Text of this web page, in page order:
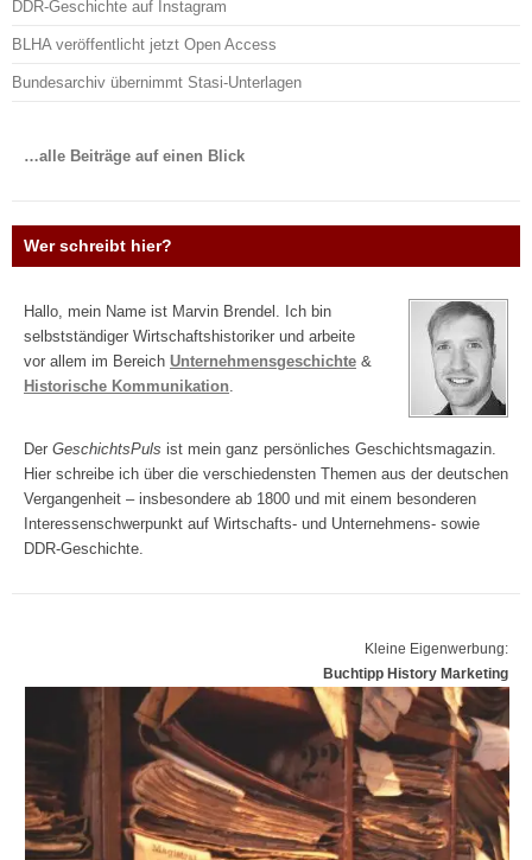
DDR-Geschichte auf Instagram
BLHA veröffentlicht jetzt Open Access
Bundesarchiv übernimmt Stasi-Unterlagen
…alle Beiträge auf einen Blick
Wer schreibt hier?
Hallo, mein Name ist Marvin Brendel. Ich bin
selbstständiger Wirtschaftshistoriker und arbeite
vor allem im Bereich Unternehmensgeschichte &
Historische Kommunikation
Der GeschichtsPuls ist mein ganz persönliches Geschichtsmagazin.
Hier schreibe ich über die verschiedensten Themen aus der deutschen
Vergangenheit – insbesondere ab 1800 und mit einem besonderen
Interessenschwerpunkt auf Wirtschafts- und Unternehmens- sowie
DDR-Geschichte.
Kleine Eigenwerbung:
Buchtipp History Marketing